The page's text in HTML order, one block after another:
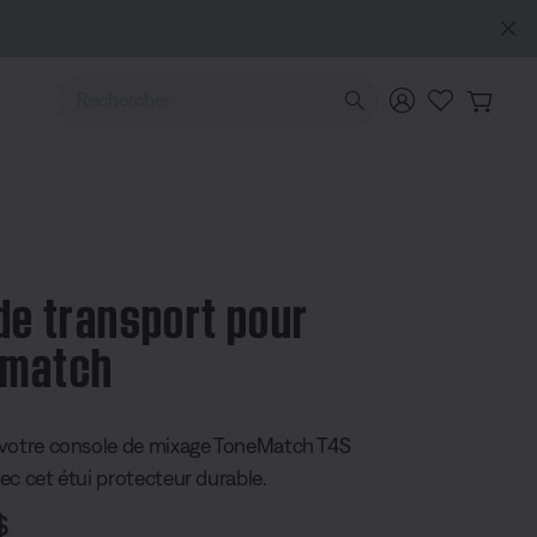
Utilisez les touches de flèche Haut ou Bas pour naviguer
transport pour
console de mixage ToneMatch T4S
cet étui protecteur durable.